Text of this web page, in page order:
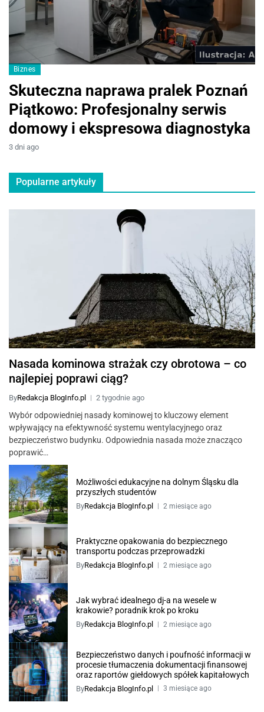
Biznes
Skuteczna naprawa pralek Poznań
Piątkowo: Profesjonalny serwis
domowy i ekspresowa diagnostyka
3 dni ago
Popularne artykuły
Nasada kominowa strażak czy obrotowa – co
najlepiej poprawi ciąg?
ByRedakcja BlogInfo.pl 2 tygodnie ago
Wybór odpowiedniej nasady kominowej to kluczowy element
wpływający na efektywność systemu wentylacyjnego oraz
bezpieczeństwo budynku. Odpowiednia nasada może znacząco
poprawić…
Możliwości edukacyjne na dolnym Śląsku dla
przyszłych studentów
ByRedakcja BlogInfo.pl 2 miesiące ago
Praktyczne opakowania do bezpiecznego
transportu podczas przeprowadzki
ByRedakcja BlogInfo.pl 2 miesiące ago
Jak wybrać idealnego dj-a na wesele w
krakowie? poradnik krok po kroku
ByRedakcja BlogInfo.pl 2 miesiące ago
Bezpieczeństwo danych i poufność informacji w
procesie tłumaczenia dokumentacji finansowej
oraz raportów giełdowych spółek kapitałowych
ByRedakcja BlogInfo.pl 3 miesiące ago